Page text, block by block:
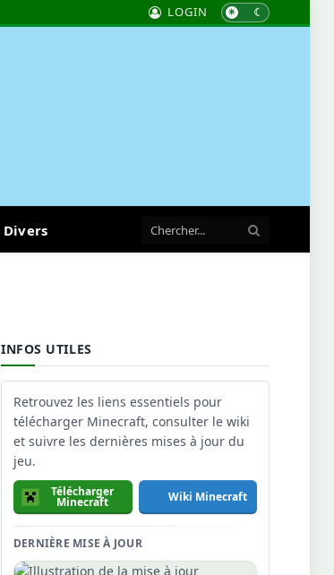
LOGIN
Divers
INFOS UTILES
Retrouvez les liens essentiels pour
télécharger Minecraft, consulter le wiki
et suivre les dernières mises à jour du
jeu.
Télécharger
Minecraft Wiki Minecraft
DERNIÈRE MISE À JOUR